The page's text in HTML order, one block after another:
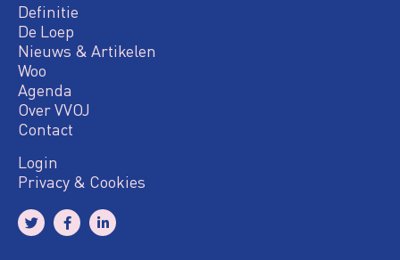
Definitie
De Loep
Nieuws & Artikelen
Woo
Agenda
Over VVOJ
Contact
Login
Privacy & Cookies